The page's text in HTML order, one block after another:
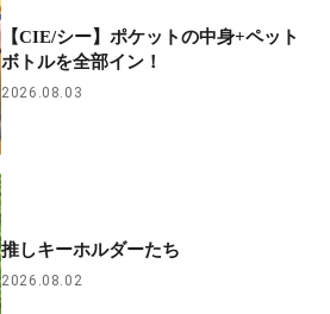
【CIE/シー】ポケットの中身+ペット
ボトルを全部イン！
2026.08.03
推しキーホルダーたち
2026.08.02